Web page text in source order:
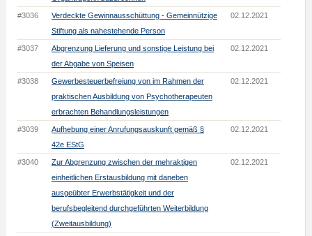
#3036
Verdeckte Gewinnausschüttung - Gemeinnützige
Stiftung als nahestehende Person
02.12.2021
#3037
Abgrenzung Lieferung und sonstige Leistung bei
der Abgabe von Speisen
02.12.2021
#3038
Gewerbesteuerbefreiung von im Rahmen der
praktischen Ausbildung von Psychotherapeuten
erbrachten Behandlungsleistungen
02.12.2021
#3039
Aufhebung einer Anrufungsauskunft gemäß §
42e EStG
02.12.2021
#3040
Zur Abgrenzung zwischen der mehraktigen
einheitlichen Erstausbildung mit daneben
ausgeübter Erwerbstätigkeit und der
berufsbegleitend durchgeführten Weiterbildung
(Zweitausbildung)
02.12.2021